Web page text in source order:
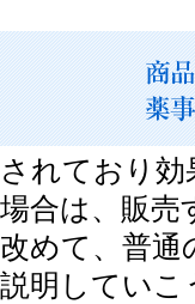
されており
場合は、販売
改めて、普通
説明していこ